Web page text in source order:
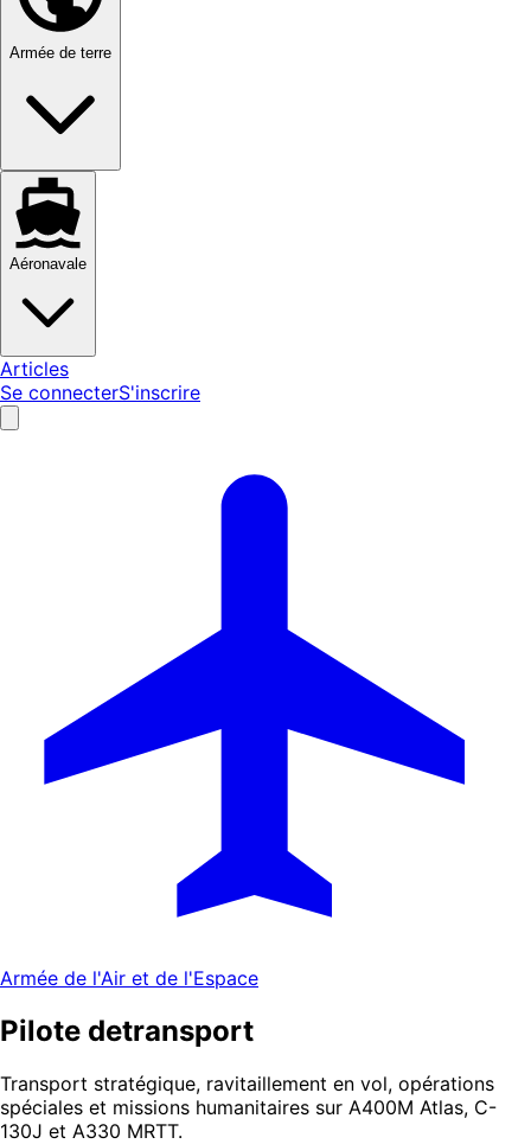
Armée de terre
Aéronavale
Articles
Se connecterS'inscrire
Armée de l'Air et de l'Espace
Pilote detransport
Transport stratégique, ravitaillement en vol, opérations
spéciales et missions humanitaires sur A400M Atlas, C-
130J et A330 MRTT.